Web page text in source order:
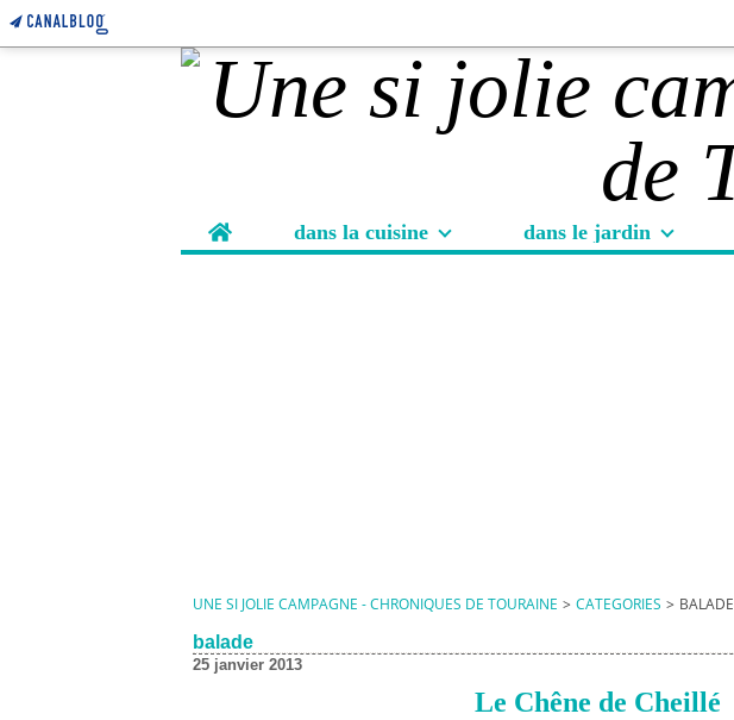
Home dans la cuisine dans le jardin
UNE SI JOLIE CAMPAGNE - CHRONIQUES DE TOURAINE > CATEGORIES > BALADE
balade
25 janvier 2013
Le Chêne de Cheillé